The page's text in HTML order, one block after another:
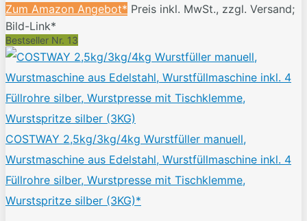
Zum Amazon Angebot* Preis inkl. MwSt., zzgl. Versand;
Bild-Link*
Bestseller Nr. 13
COSTWAY 2,5kg/3kg/4kg Wurstfüller manuell,
Wurstmaschine aus Edelstahl, Wurstfüllmaschine inkl. 4
Füllrohre silber, Wurstpresse mit Tischklemme,
Wurstspritze silber (3KG)*